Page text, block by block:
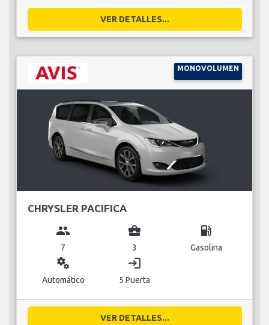
VER DETALLES...
MONOVOLUMEN
CHRYSLER PACIFICA
group
7
business_center
3
local_gas_station
Gasolina
miscellaneous_services
Automático
login
5 Puerta
VER DETALLES...